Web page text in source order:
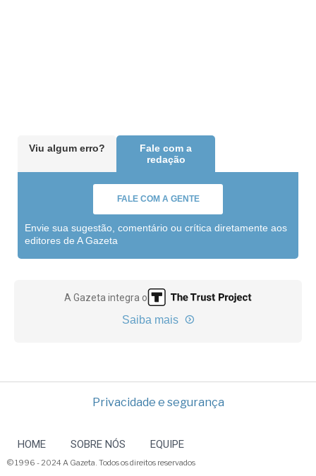
Viu algum erro?
Fale com a
redação
FALE COM A GENTE
Envie sua sugestão, comentário ou crítica diretamente aos
editores de A Gazeta
A Gazeta integra o
Saiba mais
Privacidade e segurança
HOME SOBRE NÓS EQUIPE
© 1996 - 2024 A Gazeta. Todos os direitos reservados